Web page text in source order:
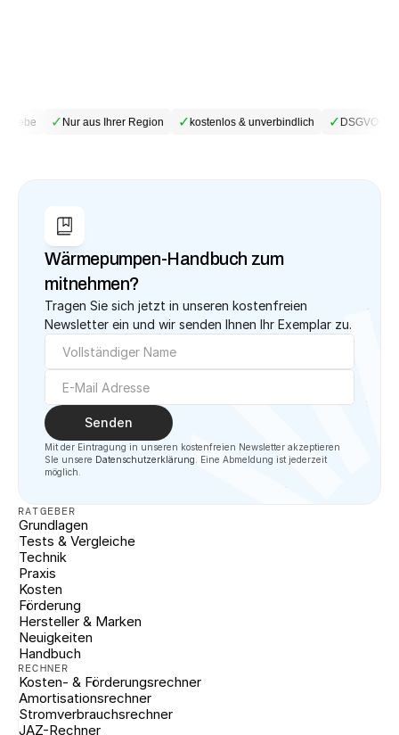
✓Nur aus Ihrer Region ✓kostenlos & unverbindlich ✓DSGVO-
Wärmepumpen-Handbuch zum
mitnehmen?
Tragen Sie sich jetzt in unseren kostenfreien
Newsletter ein und wir senden Ihnen Ihr Exemplar zu.
Senden
Mit der Eintragung in unseren kostenfreien Newsletter akzeptieren
SIe unsere Datenschutzerklärung . Eine Abmeldung ist jederzeit
möglich.
RATGEBER
Grundlagen
Tests & Vergleiche
Technik
Praxis
Kosten
Förderung
Hersteller & Marken
Neuigkeiten
Handbuch
RECHNER
Kosten- & Förderungsrechner
Amortisationsrechner
Stromverbrauchsrechner
JAZ-Rechner